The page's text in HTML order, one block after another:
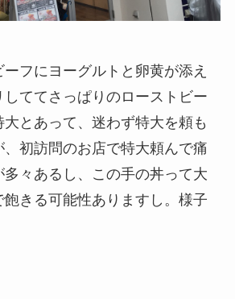
フにヨーグルトと卵黄が添え
ててさっぱりのローストビー
とあって、迷わず特大を頼も
、初訪問のお店で特大頼んで痛
々あるし、この手の丼って大
きる可能性ありますし。様子